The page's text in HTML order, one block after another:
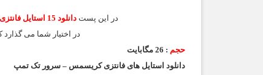
در این پستدانلود 15 استایل فانتزی کریسمس ،
در اختیار شما می گذارد
حجم : 26 مگابایت
دانلود استایل های فانتزی کریسمس – سرور تک تمپ